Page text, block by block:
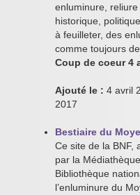
enluminure,
historique,
à feuilleter, des
comme toujours
Coup de coeur 4
Ajouté le : 4 avril
2017
Bestiaire du
Ce site de la BNF,
par la
Bibliothèque
l’enluminure du